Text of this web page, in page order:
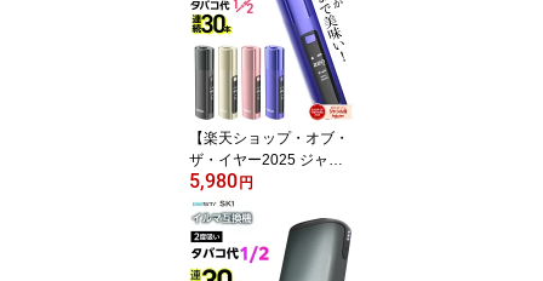
チン0 ゴーテックプロ ゴ
ーテックPRO アスパイ
ア ポッド 水蒸気 おすす
め 電子タバコ VAPE ベイ
プ リキッド 禁煙 ニコチ
ンゼロ ノンニコチン コ
ンパクト
【楽天ショップ・オブ・
ザ・イヤー2025 ジャン
ル賞 受賞！ 】アイコス
イルマ互換機 2度吸い 2
回吸える アイコス互換機
シケモク マシーン 最新
連続30本 UWOO Tantra
5,980 円